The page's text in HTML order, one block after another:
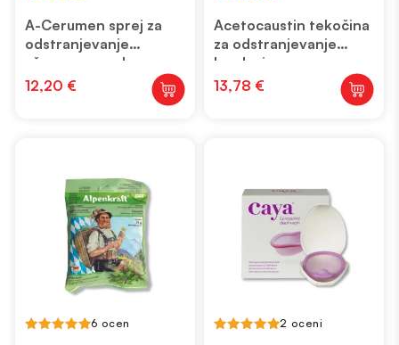
out of 5
A-Cerumen sprej za
odstranjevanje
ušesnega masla
12,20 €
out of 5
Acetocaustin tekočina
za odstranjevanje
bradavic
13,78 €
6 ocen 2 oceni